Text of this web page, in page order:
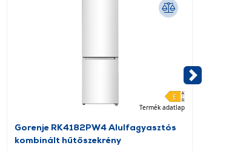
Termék adatlap
Gorenje RK4182PW4 Alulfagyasztós
kombinált hűtőszekrény